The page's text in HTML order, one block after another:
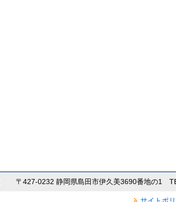
〒427-0232 静岡県島田市伊久美3690番地の1
サイトポ